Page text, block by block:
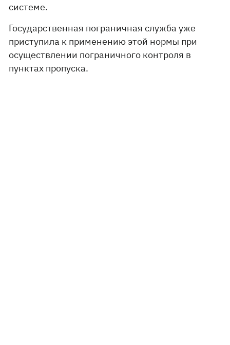
системе.
Государственная пограничная служба уже
приступила к применению этой нормы при
осуществлении пограничного контроля в
пунктах пропуска.